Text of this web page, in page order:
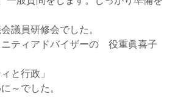
議員研修会でした。
ティアドバイザーの 役重眞喜子
と行政」
～でした。